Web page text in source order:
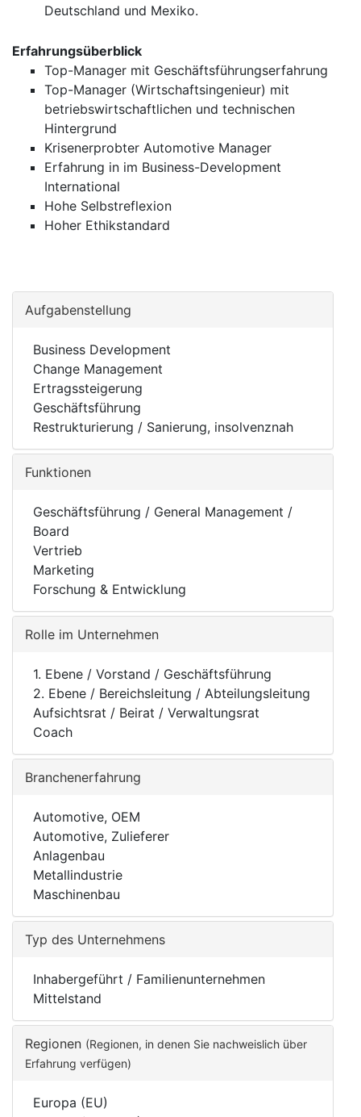
Deutschland und Mexiko.
Erfahrungsüberblick
Top-Manager mit Geschäftsführungserfahrung
Top-Manager (Wirtschaftsingenieur) mit
betriebswirtschaftlichen und technischen
Hintergrund
Krisenerprobter Automotive Manager
Erfahrung in im Business-Development
International
Hohe Selbstreflexion
Hoher Ethikstandard
Aufgabenstellung
Business Development
Change Management
Ertragssteigerung
Geschäftsführung
Restrukturierung / Sanierung, insolvenznah
Funktionen
Geschäftsführung / General Management /
Board
Vertrieb
Marketing
Forschung & Entwicklung
Rolle im Unternehmen
1. Ebene / Vorstand / Geschäftsführung
2. Ebene / Bereichsleitung / Abteilungsleitung
Aufsichtsrat / Beirat / Verwaltungsrat
Coach
Branchenerfahrung
Automotive, OEM
Automotive, Zulieferer
Anlagenbau
Metallindustrie
Maschinenbau
Typ des Unternehmens
Inhabergeführt / Familienunternehmen
Mittelstand
Regionen (Regionen, in denen Sie nachweislich über
Erfahrung verfügen)
Europa (EU)